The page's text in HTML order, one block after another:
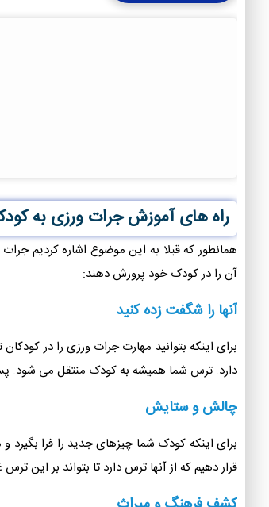
راه های آموزش جرات ورزی به
همانطور که قبلا به این موضوع اشاره کردیم
آن را در کودک خود پرورش دهند:
آنها را شگفت زده کنید
برای اینکه بتوانید مهارت جرات ورزی را در
دارد. ترس شما همیشه به کودک منتقل می شود.
چالش و ستایش